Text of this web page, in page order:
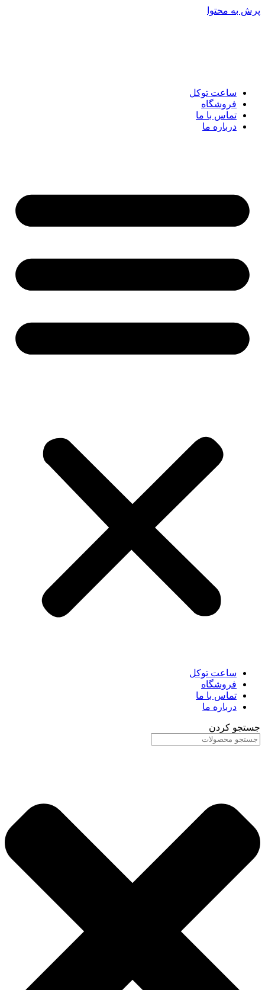
پرش به محتوا
ساعت توکل
فروشگاه
تماس با ما
درباره ما
ساعت توکل
فروشگاه
تماس با ما
درباره ما
جستجو کردن